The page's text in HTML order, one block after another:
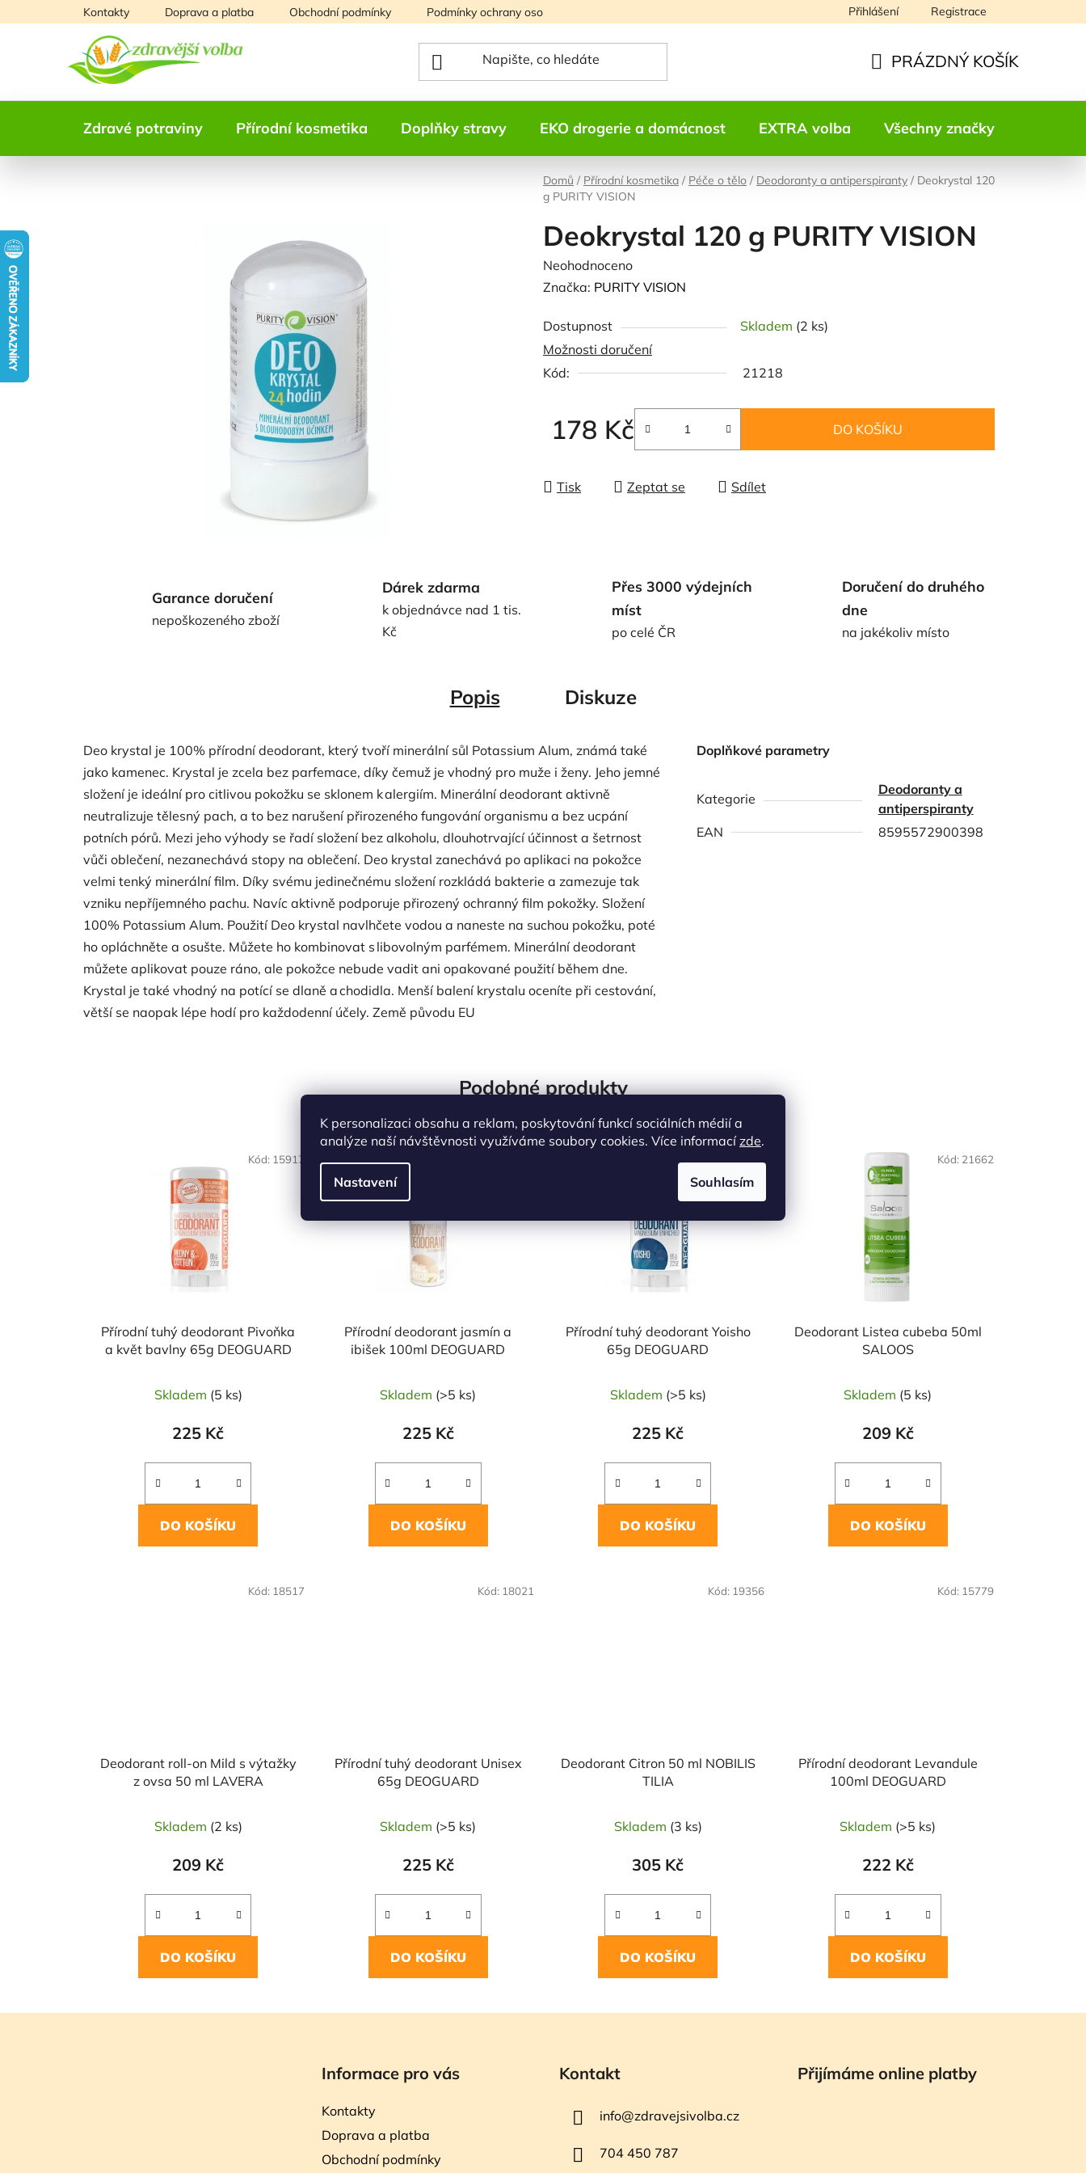
K personalizaci obsahu a reklam, poskytování funkcí sociálních médií a
analýze naší návštěvnosti využíváme soubory cookies. Více informacízde.
Nastavení Souhlasím
na
Kontakty Doprava a platba Obchodní podmínky Podmínky ochrany osobních údajů Přihlášení Registrace
KOŠÍK
PRÁZDNÝ KOŠÍK
Zdravé potraviny Přírodní kosmetika Doplňky stravy EKO drogerie a domácnost EXTRA volba Všechny značky
Domů / Přírodní kosmetika / Péče o tělo / Deodoranty a antiperspiranty / Deokrystal 120
g PURITY VISION
Deokrystal 120 g PURITY VISION
Průměrné
hodnocení
je
0,0
z
hvězdiček.
Neohodnoceno
Značka: PURITY VISION
Dostupnost Skladem (2 ks)
Možnosti doručení
Kód:
21218
178 Kč DO KOŠÍKU
Tisk Zeptat se Sdílet
Garance doručení
nepoškozeného zboží
Dárek zdarma
k objednávce nad 1 tis.
Kč
Přes 3000 výdejních
míst
po celé ČR
Doručení do druhého
dne
na jakékoliv místo
Popis Diskuze
Deo krystal je 100% přírodní deodorant, který tvoří minerální sůl Potassium Alum, známá také
jako kamenec. Krystal je zcela bez parfemace, díky čemuž je vhodný pro muže i ženy. Jeho jemné
složení je ideální pro citlivou pokožku se sklonem k alergiím. Minerální deodorant aktivně
neutralizuje tělesný pach, a to bez narušení přirozeného fungování organismu a bez ucpání
potních pórů. Mezi jeho výhody se řadí složení bez alkoholu, dlouhotrvající účinnost a šetrnost
vůči oblečení, nezanechává stopy na oblečení. Deo krystal zanechává po aplikaci na pokožce
velmi tenký minerální film. Díky svému jedinečnému složení rozkládá bakterie a zamezuje tak
vzniku nepříjemného pachu. Navíc aktivně podporuje přirozený ochranný film pokožky. Složení
100% Potassium Alum. Použití Deo krystal navlhčete vodou a naneste na suchou pokožku, poté
ho opláchněte a osušte. Můžete ho kombinovat s libovolným parfémem. Minerální deodorant
můžete aplikovat pouze ráno, ale pokožce nebude vadit ani opakované použití během dne.
Krystal je také vhodný na potící se dlaně a chodidla. Menší balení krystalu oceníte při cestování,
větší se naopak lépe hodí pro každodenní účely. Země původu EU
Doplňkové parametry
Kategorie
Deodoranty a
antiperspiranty
EAN
8595572900398
Podobné produkty
Přírodní tuhý deodorant Pivoňka
a květ bavlny 65g DEOGUARD
Skladem (5 ks)
225 Kč
DO KOŠÍKU
Kód: 15917
Přírodní deodorant jasmín a
ibišek 100ml DEOGUARD
Skladem (>5 ks)
225 Kč
DO KOŠÍKU
Přírodní tuhý deodorant Yoisho
65g DEOGUARD
Skladem (>5 ks)
225 Kč
DO KOŠÍKU
Deodorant Listea cubeba 50ml
SALOOS
Skladem (5 ks)
209 Kč
DO KOŠÍKU
Kód: 21662
Deodorant roll-on Mild s výtažky
z ovsa 50 ml LAVERA
Skladem (2 ks)
209 Kč
DO KOŠÍKU
Kód: 18517
Přírodní tuhý deodorant Unisex
65g DEOGUARD
Skladem (>5 ks)
225 Kč
DO KOŠÍKU
Kód: 18021
Deodorant Citron 50 ml NOBILIS
TILIA
Skladem (3 ks)
305 Kč
DO KOŠÍKU
Kód: 19356
Přírodní deodorant Levandule
100ml DEOGUARD
Skladem (>5 ks)
222 Kč
DO KOŠÍKU
Kód: 15779
Informace pro vás
Kontakty
Doprava a platba
Obchodní podmínky
Kontakt
info@zdravejsivolba.cz
704 450 787
Přijímáme online platby